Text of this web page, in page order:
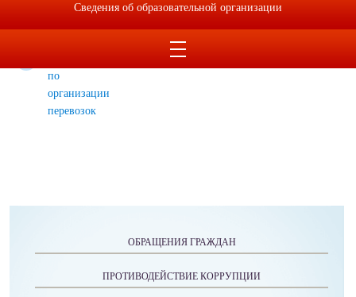
детей
ДДТТ
по
организации
перевозок
ОБРАЩЕНИЯ ГРАЖДАН
ПРОТИВОДЕЙСТВИЕ КОРРУПЦИИ
Сведения об образовательной организации